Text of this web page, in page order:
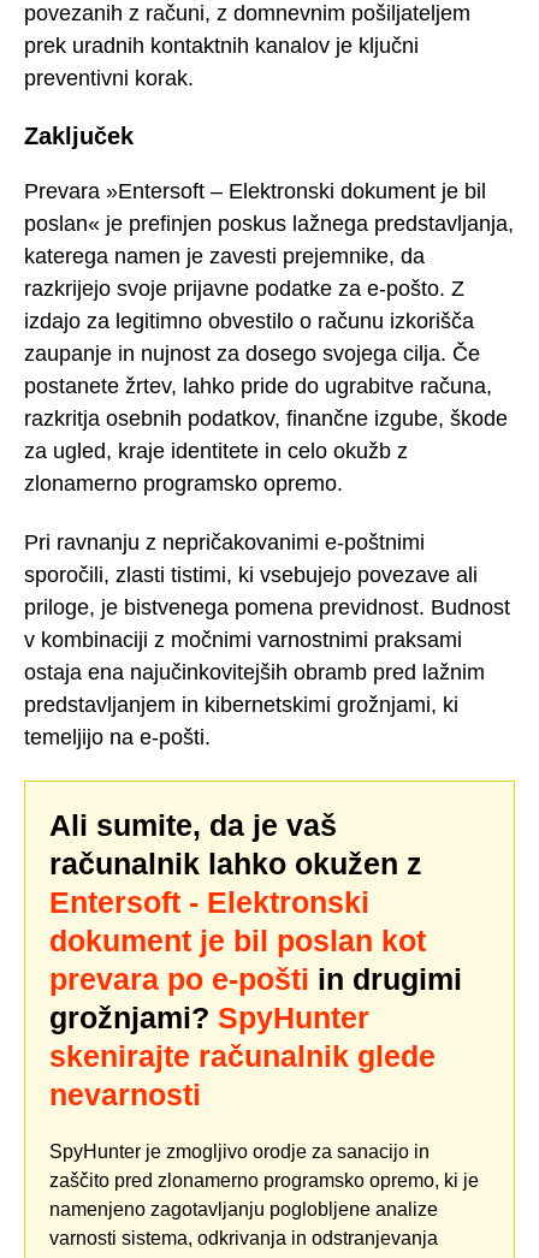
povezanih z računi, z domnevnim pošiljateljem
prek uradnih kontaktnih kanalov je ključni
preventivni korak.
Zaključek
Prevara »Entersoft – Elektronski dokument je bil
poslan« je prefinjen poskus lažnega predstavljanja,
katerega namen je zavesti prejemnike, da
razkrijejo svoje prijavne podatke za e-pošto. Z
izdajo za legitimno obvestilo o računu izkorišča
zaupanje in nujnost za dosego svojega cilja. Če
postanete žrtev, lahko pride do ugrabitve računa,
razkritja osebnih podatkov, finančne izgube, škode
za ugled, kraje identitete in celo okužb z
zlonamerno programsko opremo.
Pri ravnanju z nepričakovanimi e-poštnimi
sporočili, zlasti tistimi, ki vsebujejo povezave ali
priloge, je bistvenega pomena previdnost. Budnost
v kombinaciji z močnimi varnostnimi praksami
ostaja ena najučinkovitejših obramb pred lažnim
predstavljanjem in kibernetskimi grožnjami, ki
temeljijo na e-pošti.
Ali sumite, da je vaš
računalnik lahko okužen z
Entersoft - Elektronski
dokument je bil poslan kot
prevara po e-pošti in drugimi
grožnjami? SpyHunter
skenirajte računalnik glede
nevarnosti
SpyHunter je zmogljivo orodje za sanacijo in
zaščito pred zlonamerno programsko opremo, ki je
namenjeno zagotavljanju poglobljene analize
varnosti sistema, odkrivanja in odstranjevanja